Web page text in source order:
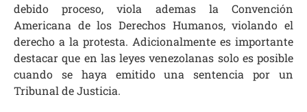
debido proceso, viola ademas la Convención
Americana de los Derechos Humanos, violando el
derecho a la protesta. Adicionalmente es importante
destacar que en las leyes venezolanas solo es posible
cuando se haya emitido una sentencia por un
Tribunal de Justicia.